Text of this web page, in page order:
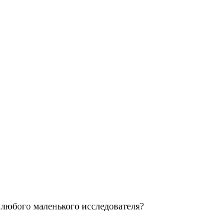
маленького исследователя?